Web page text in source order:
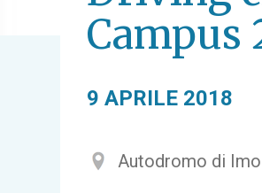
Campus
9 APRILE 2018
Autodromo di